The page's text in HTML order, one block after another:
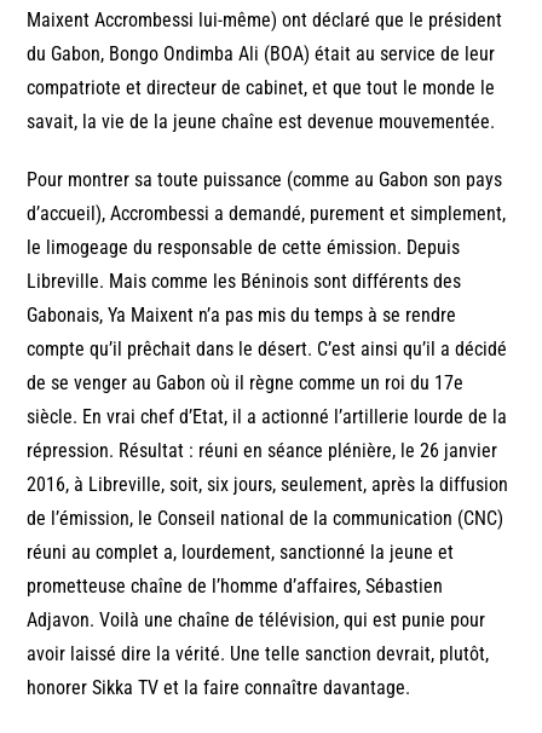
Maixent Accrombessi lui-même) ont déclaré que le président
du Gabon, Bongo Ondimba Ali (BOA) était au service de leur
compatriote et directeur de cabinet, et que tout le monde le
savait, la vie de la jeune chaîne est devenue mouvementée.
Pour montrer sa toute puissance (comme au Gabon son pays
d’accueil), Accrombessi a demandé, purement et simplement,
le limogeage du responsable de cette émission. Depuis
Libreville. Mais comme les Béninois sont différents des
Gabonais, Ya Maixent n’a pas mis du temps à se rendre
compte qu’il prêchait dans le désert. C’est ainsi qu’il a décidé
de se venger au Gabon où il règne comme un roi du 17e
siècle. En vrai chef d’Etat, il a actionné l’artillerie lourde de la
répression. Résultat : réuni en séance plénière, le 26 janvier
2016, à Libreville, soit, six jours, seulement, après la diffusion
de l’émission, le Conseil national de la communication (CNC)
réuni au complet a, lourdement, sanctionné la jeune et
prometteuse chaîne de l’homme d’affaires, Sébastien
Adjavon. Voilà une chaîne de télévision, qui est punie pour
avoir laissé dire la vérité. Une telle sanction devrait, plutôt,
honorer Sikka TV et la faire connaître davantage.